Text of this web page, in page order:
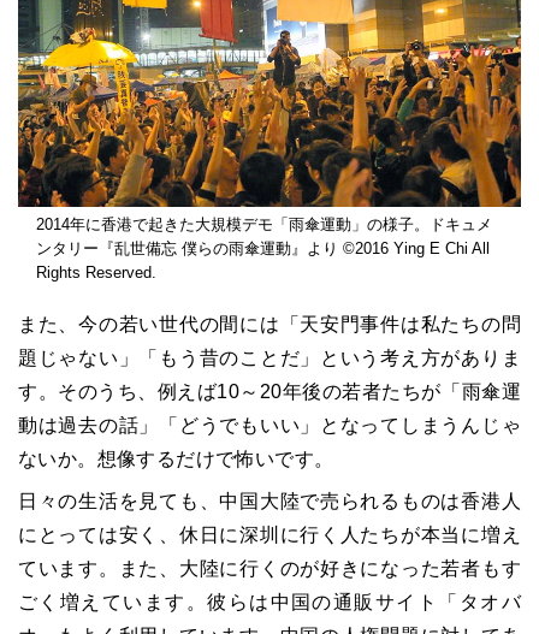
2014年に香港で起きた大規模デモ「雨傘運動」の様子。ドキュメ
ンタリー『乱世備忘 僕らの雨傘運動』より ©2016 Ying E Chi All
Rights Reserved.
また、今の若い世代の間には「天安門事件は私たちの問
題じゃない」「もう昔のことだ」という考え方がありま
す。そのうち、例えば10～20年後の若者たちが「雨傘運
動は過去の話」「どうでもいい」となってしまうんじゃ
ないか。想像するだけで怖いです。
日々の生活を見ても、中国大陸で売られるものは香港人
にとっては安く、休日に深圳に行く人たちが本当に増え
ています。また、大陸に行くのが好きになった若者もす
ごく増えています。彼らは中国の通販サイト「タオバ